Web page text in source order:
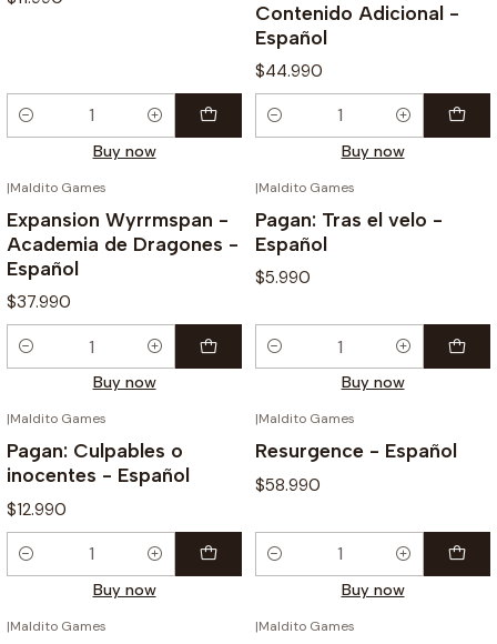
Quantity
Buy now
Contenido Adicional -
Español
$44.990
Quantity
Buy now
|Maldito Games
Expansion Wyrrmspan -
Academia de Dragones -
Español
$37.990
Quantity
Buy now
|Maldito Games
Pagan: Tras el velo -
Español
$5.990
Quantity
Buy now
|Maldito Games
Pagan: Culpables o
inocentes - Español
$12.990
Quantity
Buy now
|Maldito Games
Resurgence - Español
$58.990
Quantity
Buy now
|Maldito Games |Maldito Games